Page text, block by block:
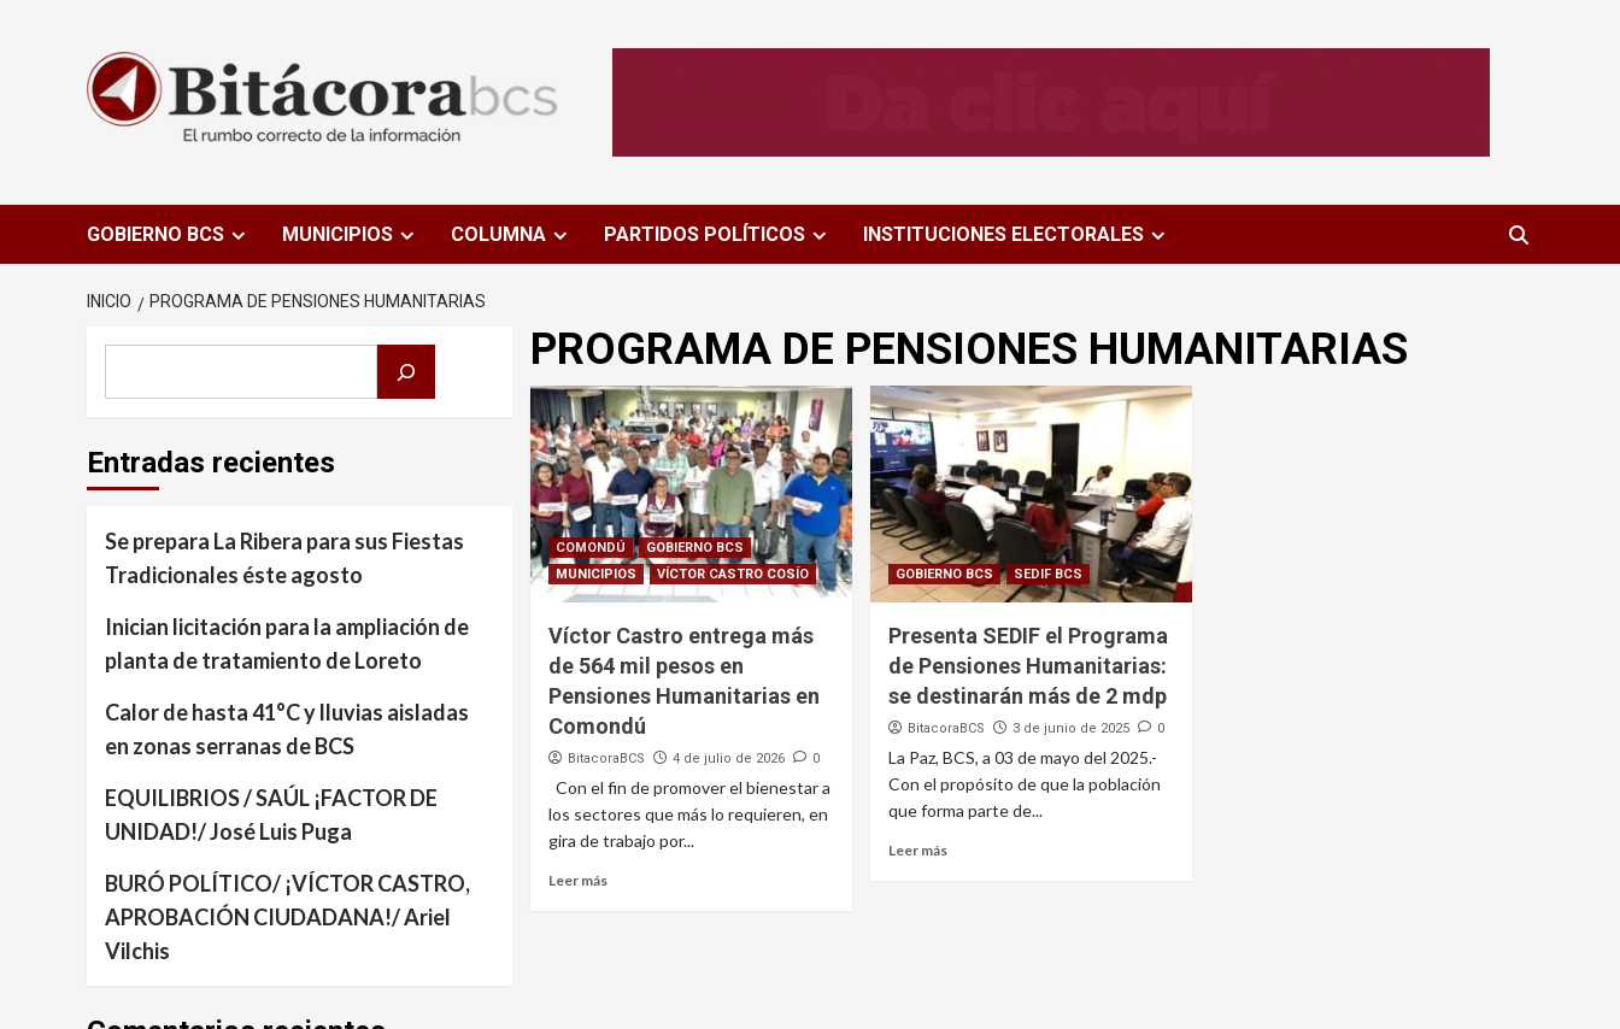
GOBIERNO BCS MUNICIPIOS COLUMNA PARTIDOS POLÍTICOS INSTITUCIONES ELECTORALES
INICIO PROGRAMA DE PENSIONES HUMANITARIAS
PROGRAMA DE PENSIONES HUMANITARIAS
COMONDÚ
GOBIERNO BCS
MUNICIPIOS
VÍCTOR CASTRO COSÍO
Víctor Castro entrega más
de 564 mil pesos en
Pensiones Humanitarias en
Comondú
BitacoraBCS 4 de julio de 2026 0
Con el fin de promover el bienestar a
los sectores que más lo requieren, en
gira de trabajo por...
Leer más
GOBIERNO BCS SEDIF BCS
Presenta SEDIF el Programa
de Pensiones Humanitarias:
se destinarán más de 2 mdp
BitacoraBCS 3 de junio de 2025 0
La Paz, BCS, a 03 de mayo del 2025.-
Con el propósito de que la población
que forma parte de...
Leer más
Entradas recientes
Se prepara La Ribera para sus Fiestas
Tradicionales éste agosto
Inician licitación para la ampliación de
planta de tratamiento de Loreto
Calor de hasta 41°C y lluvias aisladas
en zonas serranas de BCS
EQUILIBRIOS / SAÚL ¡FACTOR DE
UNIDAD!/ José Luis Puga
BURÓ POLÍTICO/ ¡VÍCTOR CASTRO,
APROBACIÓN CIUDADANA!/ Ariel
Vilchis